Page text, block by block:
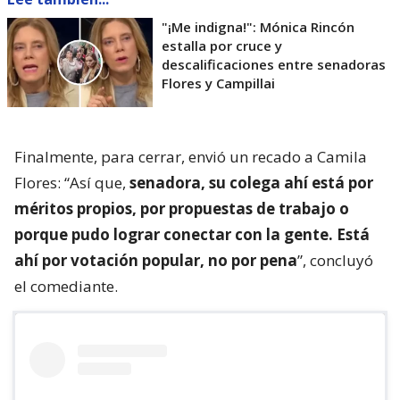
"¡Me indigna!": Mónica Rincón
estalla por cruce y
descalificaciones entre senadoras
Flores y Campillai
Finalmente, para cerrar, envió un recado a Camila
Flores: “Así que, senadora, su colega ahí está por
méritos propios, por propuestas de trabajo o
porque pudo lograr conectar con la gente. Está
ahí por votación popular, no por pena”, concluyó
el comediante.